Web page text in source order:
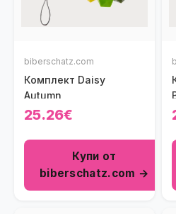
biberschatz.com
Комплект Daisy
Autumn
25.26€
Купи от
biberschatz.com →